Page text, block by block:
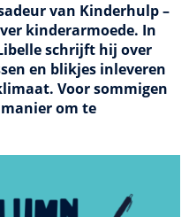
van Kinderhulp –
kinderarmoede. In
schrijft hij over
en blikjes inleveren
Voor sommigen
om te